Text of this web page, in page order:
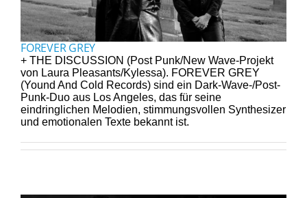
FOREVER GREY
+ THE DISCUSSION (Post Punk/New Wave-Projekt
von Laura Pleasants/Kylessa). FOREVER GREY
(Yound And Cold Records) sind ein Dark-Wave-/Post-
Punk-Duo aus Los Angeles, das für seine
eindringlichen Melodien, stimmungsvollen Synthesizer
und emotionalen Texte bekannt ist.